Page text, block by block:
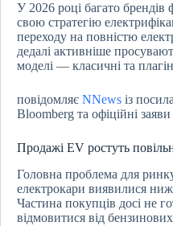
У 2026 році багато брендів
свою стратегію
переходу на повністю
дедалі активніше
моделі — класичні та
повідомляє NNews із
Bloomberg та офіційні
Продажі EV ростуть
Головна проблема для
електрокари виявилися
Частина покупців досі не
відмовитися від